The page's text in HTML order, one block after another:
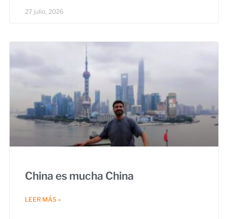
27 julio, 2026
China es mucha China
LEER MÁS »